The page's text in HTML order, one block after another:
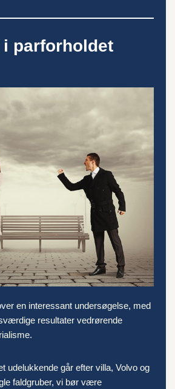
parforholdet
en interessant undersøgelse, med
resultater vedrørende
udelukkende går efter villa, Volvo og
faldgruber, vi bør være